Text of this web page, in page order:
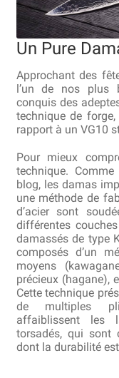
Bocuse d’Or
Ma sélection
Mentions légales
Mon Compte
Partenaires
Plan du site
Politique de
Politique en matière
Questions / Réponses
Questions-Réponses?
Revendeurs
Un Pure
Approchant des
l’un de nos plus
conquis des
technique de
rapport à un VG10
Pour mieux
technique.
blog, les damas
une méthode de
d’acier sont
différentes
damassés de type
composés d’un
moyens
précieux (hagane),
Cette technique
de multiples
affaiblissent les
torsadés, qui sont
dont la durabilité